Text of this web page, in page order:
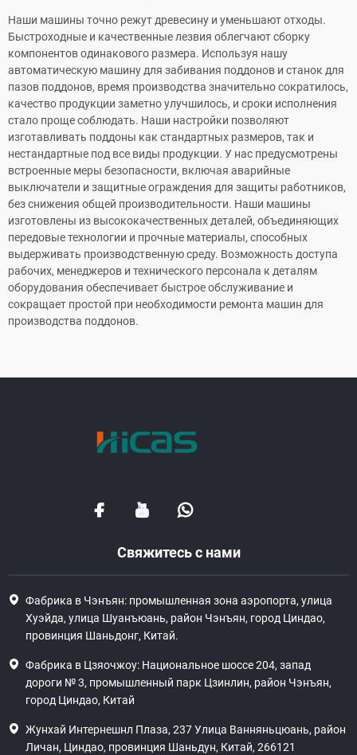
Наши машины точно режут древесину и уменьшают отходы.
Быстроходные и качественные лезвия облегчают сборку
компонентов одинакового размера. Используя нашу
автоматическую машину для забивания поддонов и станок для
пазов поддонов, время производства значительно сократилось,
качество продукции заметно улучшилось, и сроки исполнения
стало проще соблюдать. Наши настройки позволяют
изготавливать поддоны как стандартных размеров, так и
нестандартные под все виды продукции. У нас предусмотрены
встроенные меры безопасности, включая аварийные
выключатели и защитные ограждения для защиты работников,
без снижения общей производительности. Наши машины
изготовлены из высококачественных деталей, объединяющих
передовые технологии и прочные материалы, способных
выдерживать производственную среду. Возможность доступа
рабочих, менеджеров и технического персонала к деталям
оборудования обеспечивает быстрое обслуживание и
сокращает простой при необходимости ремонта машин для
производства поддонов.
Свяжитесь с нами
Фабрика в Чэнъян: промышленная зона аэропорта, улица
Хуэйда, улица Шуанъюань, район Чэнъян, город Циндао,
провинция Шаньдонг, Китай.
Фабрика в Цзяочжоу: Национальное шоссе 204, запад
дороги № 3, промышленный парк Цзинлин, район Чэнъян,
город Циндао, Китай
Жунхай Интернешнл Плаза, 237 Улица Ванняньцюань, район
Личан, Циндао, провинция Шаньдун, Китай, 266121